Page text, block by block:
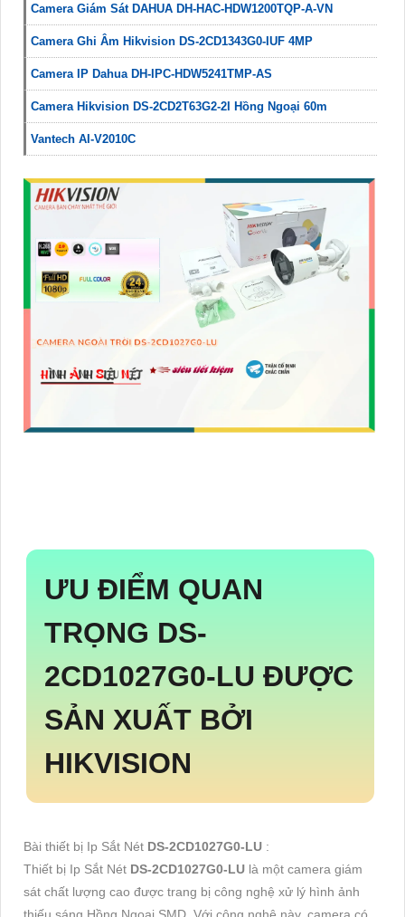
Camera Giám Sát DAHUA DH-HAC-HDW1200TQP-A-VN
Camera Ghi Âm Hikvision DS-2CD1343G0-IUF 4MP
Camera IP Dahua DH-IPC-HDW5241TMP-AS
Camera Hikvision DS-2CD2T63G2-2I Hồng Ngoại 60m
Vantech AI-V2010C
ƯU ĐIỂM QUAN
TRỌNG DS-
2CD1027G0-LU ĐƯỢC
SẢN XUẤT BỞI
HIKVISION
Bài thiết bị Ip Sắt Nét DS-2CD1027G0-LU :
Thiết bị Ip Sắt Nét DS-2CD1027G0-LU là một camera giám
sát chất lượng cao được trang bị công nghệ xử lý hình ảnh